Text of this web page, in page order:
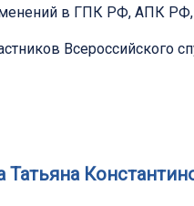
в ГПК РФ, АПК
Всероссийского
Татьяна